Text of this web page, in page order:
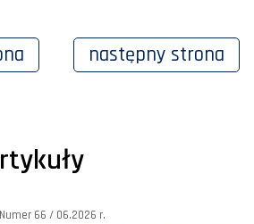
następny strona
Numer 66 / 06.2026 r.